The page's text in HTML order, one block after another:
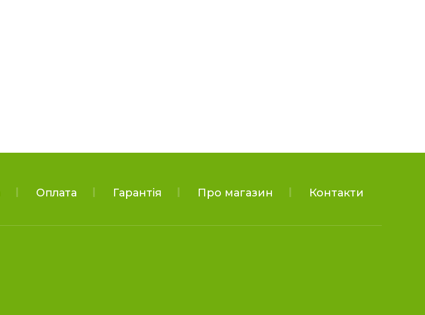
Оплата Гарантія Про магазин Контакти